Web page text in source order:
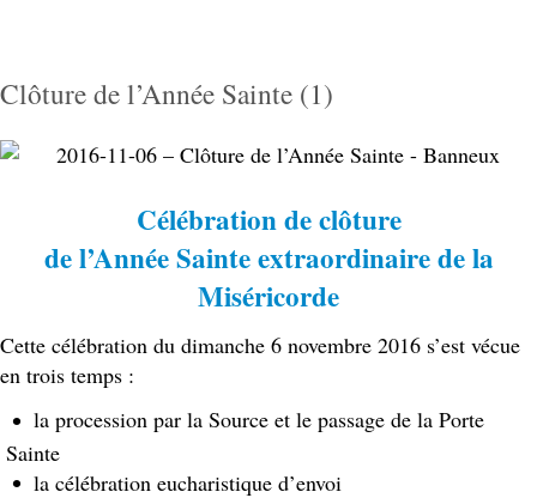
Clôture de l’Année Sainte (1)
Célébration de clôture
de l’Année Sainte extraordinaire de la
Miséricorde
Cette célébration du dimanche 6 novembre 2016 s’est vécue
en trois temps :
la procession par la Source et le passage de la Porte
Sainte
la célébration eucharistique d’envoi